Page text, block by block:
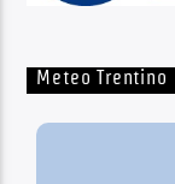
Meteo Trentino